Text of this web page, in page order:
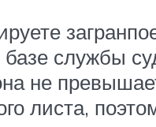
службы
не
листа,